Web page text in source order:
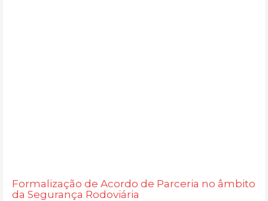
Formalização de Acordo de Parceria no âmbito
da Segurança Rodoviária